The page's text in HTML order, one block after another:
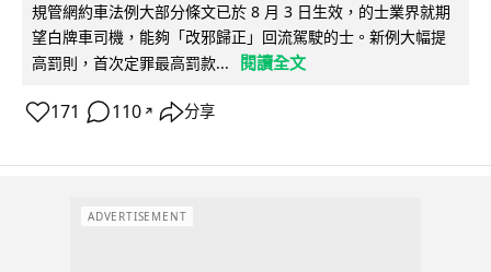
規管網約車法例大部分條文已於 8 月 3 日生效，的士業界就期
望白牌車司機，能夠「改邪歸正」回流駕駛的士。新例大幅提
高罰則，首次定罪最高罰款...
閱讀全文
171 110 ↗ 分享
ADVERTISEMENT